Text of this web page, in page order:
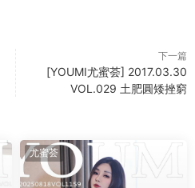
下一篇
[YOUMI尤蜜荟] 2017.03.30
VOL.029 土肥圓矮挫窮
尤蜜荟